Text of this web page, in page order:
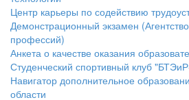
Центр карьеры по содействию
Демонстрационный экзамен
профессий)
Анкета о качестве оказания
Студенческий спортивный клуб
Навигатор дополнительное
области